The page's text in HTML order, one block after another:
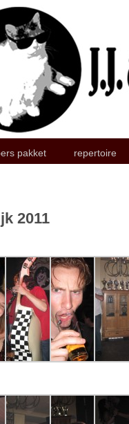
pakket repertoire
2011